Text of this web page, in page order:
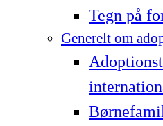
Tegn på
Generelt om